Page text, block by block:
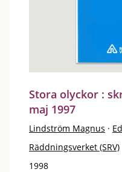
Stora olyckor :
maj 1997
Lindström Magnus ·
Räddningsverket (SRV)
1998